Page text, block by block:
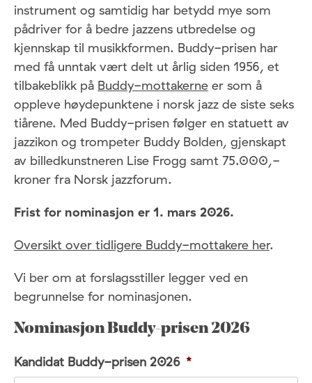
instrument og samtidig har betydd mye som
pådriver for å bedre jazzens utbredelse og
kjennskap til musikkformen. Buddy-prisen har
med få unntak vært delt ut årlig siden 1956, et
tilbakeblikk på Buddy-mottakerne er som å
oppleve høydepunktene i norsk jazz de siste seks
tiårene. Med Buddy-prisen følger en statuett av
jazzikon og trompeter Buddy Bolden, gjenskapt
av billedkunstneren Lise Frogg samt 75.000,-
kroner fra Norsk jazzforum.
Frist for nominasjon er 1. mars 2026.
Oversikt over tidligere Buddy-mottakere her.
Vi ber om at forslagsstiller legger ved en
begrunnelse for nominasjonen.
Nominasjon Buddy-prisen 2026
Kandidat Buddy-prisen 2026 *